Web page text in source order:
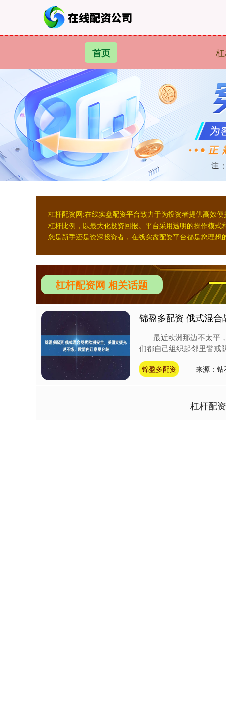
首页
杠杆配资网:在线实盘配资平台致力于为投资者提供高效
杠杆比例，以最大化投资回报。平台采用透明的操作模
您是新手还是资深投资者，在线实盘配资平台都是您理想
杠杆配资网 相关话题
锦盈多配资 俄式混
最近欧洲那边不太平，
们都自己组织起邻里警
锦盈多配资 来源：钻
杠杆配